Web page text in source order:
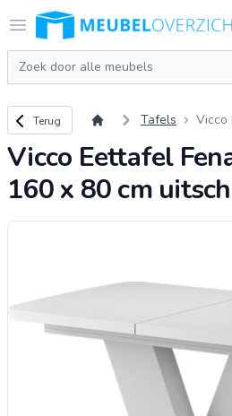
Open menu
Logo Meubeloverzicht.nl
Zoeken
Terug naar overzicht
Terug Tafels
Vicco
Vicco Eettafel
160 x 80 cm